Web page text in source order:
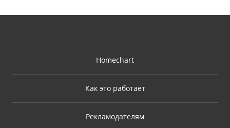
Homechart
Как это работает
Рекламодателям